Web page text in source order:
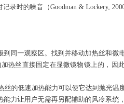
录时的噪音（Goodman & Lockery,
一观察区。找到并移动加热丝和微
加热丝直接固定在显微镜物镜上的，因
的低速加热能力可以使它达到抛光温
力让用户无需再另配辅助的风冷系统